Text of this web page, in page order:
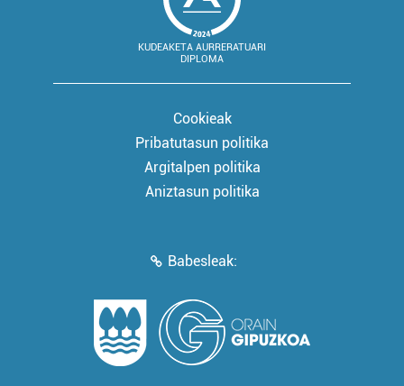
KUDEAKETA AURRERATUARI
DIPLOMA
Cookieak
Pribatutasun politika
Argitalpen politika
Aniztasun politika
Babesleak: